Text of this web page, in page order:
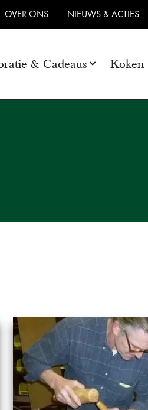
OVER ONS NIEUWS & ACTIES
& Cadeaus Koken